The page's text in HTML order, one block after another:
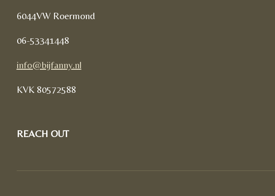
6044VW Roermond
06-53341448
info@bijfanny.nl
KVK 80572588
REACH OUT